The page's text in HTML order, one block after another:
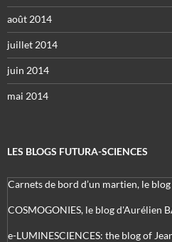
août 2014
juillet 2014
juin 2014
mai 2014
LES BLOGS FUTURA-SCIENCES
Carnets de bord d’un martien, le
COSMOGONIES, le blog d'Aurélien
e-LUMINESCIENCES: the blog of